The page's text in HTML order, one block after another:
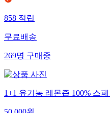
858적립
무료배송
269명구매중
1+1 유기농 레몬즙 100% 스